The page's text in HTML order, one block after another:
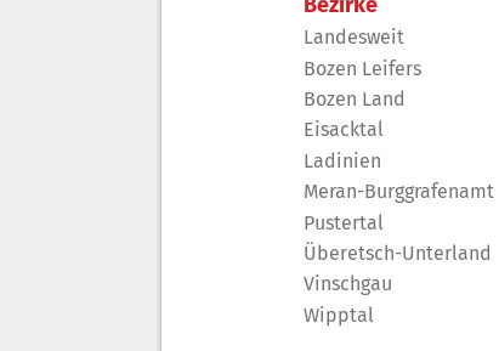
Landesweit
Bozen Leifers
Bozen Land
Eisacktal
Ladinien
Meran-Burggrafenamt
Pustertal
Überetsch-Unterland
Vinschgau
Wipptal